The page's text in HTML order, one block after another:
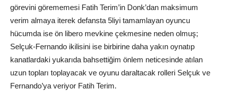
görevini görememesi Fatih Terim’in Donk’dan maksimum
verim almaya iterek defansta 5liyi tamamlayan oyuncu
hücumda ise ön libero mevkine çekmesine neden olmuş;
Selçuk-Fernando ikilisini ise birbirine daha yakın oynatıp
kanatlardaki yukarıda bahsettiğim önlem neticesinde atılan
uzun topları toplayacak ve oyunu daraltacak rolleri Selçuk ve
Fernando’ya veriyor Fatih Terim.